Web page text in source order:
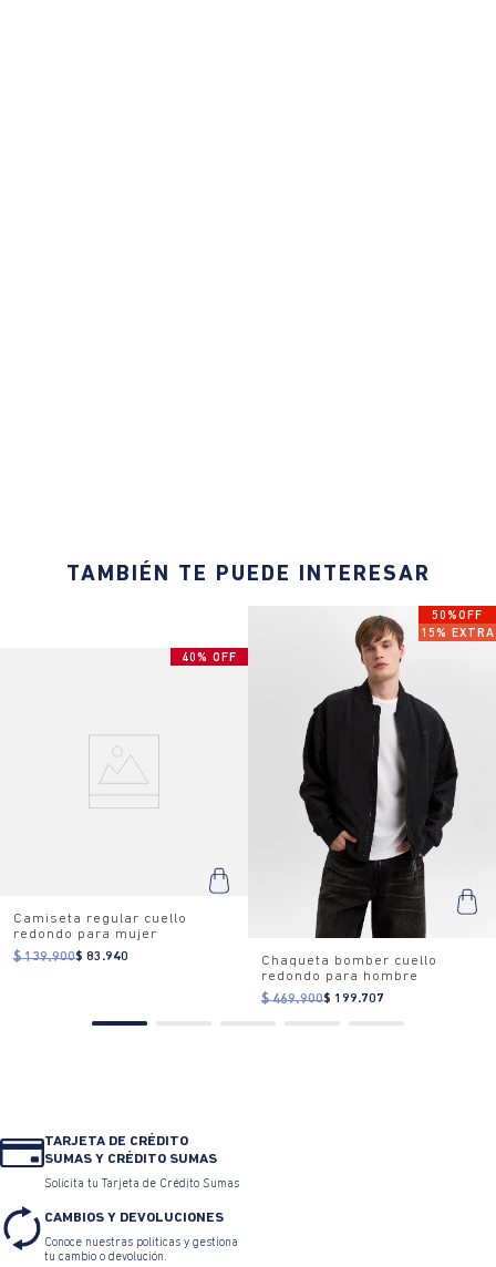
TAMBIÉN TE PUEDE INTERESAR
40% OFF
Camiseta regular cuello
redondo para mujer
$ 139.900$ 83.940
50%OFF
15% EXTRA
Chaqueta bomber cuello
redondo para hombre
$ 469.900$ 199.707
TARJETA DE CRÉDITO
SUMAS Y CRÉDITO SUMAS
Solicita tu Tarjeta de Crédito Sumas
CAMBIOS Y DEVOLUCIONES
Conoce nuestras políticas y gestiona
tu cambio o devolución.